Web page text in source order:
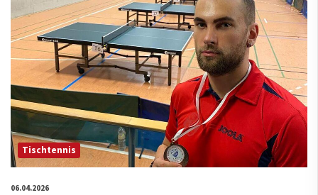
Tischtennis
06.04.2026